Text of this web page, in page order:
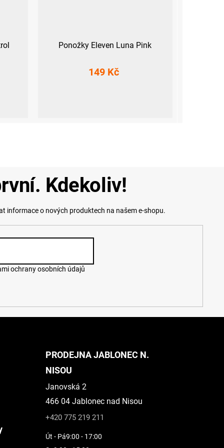
Ponožky Eleven Luna Pink
149 Kč
Kdekoliv!
informace o nových produktech na našem e-shopu.
ochrany osobních údajů
PRODEJNA JABLONEC N.
NISOU
Janovská 2
466 04 Jablonec nad Nisou
+420 775 219 211
Út - Pá9:00 - 17:00